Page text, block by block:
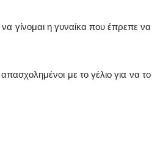
γίνομαι η γυναίκα που έπρεπε να
με το γέλιο για να το